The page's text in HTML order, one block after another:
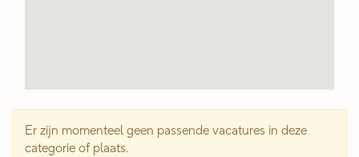
Er zijn momenteel geen passende vacatures in deze
categorie of plaats.